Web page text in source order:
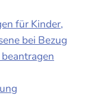
für Kinder,
bei Bezug